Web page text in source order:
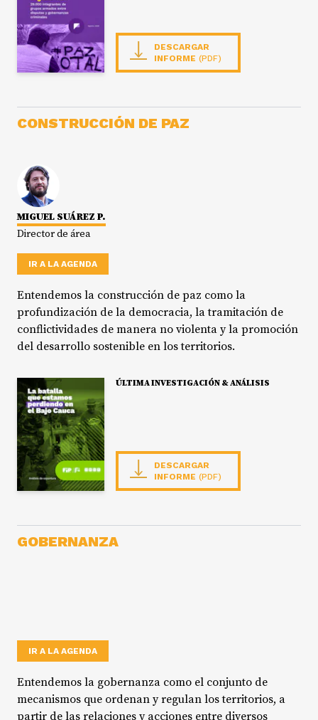
DESCARGAR
INFORME (PDF)
MIGUEL SUÁREZ P.
Director de área
IR A LA AGENDA
CONSTRUCCIÓN DE PAZ
Entendemos la construcción de paz como la
profundización de la democracia, la tramitación de
conflictividades de manera no violenta y la promoción
del desarrollo sostenible en los territorios.
ÚLTIMA INVESTIGACIÓN & ANÁLISIS
DESCARGAR
INFORME (PDF)
IR A LA AGENDA
GOBERNANZA
Entendemos la gobernanza como el conjunto de
mecanismos que ordenan y regulan los territorios, a
partir de las relaciones y acciones entre diversos